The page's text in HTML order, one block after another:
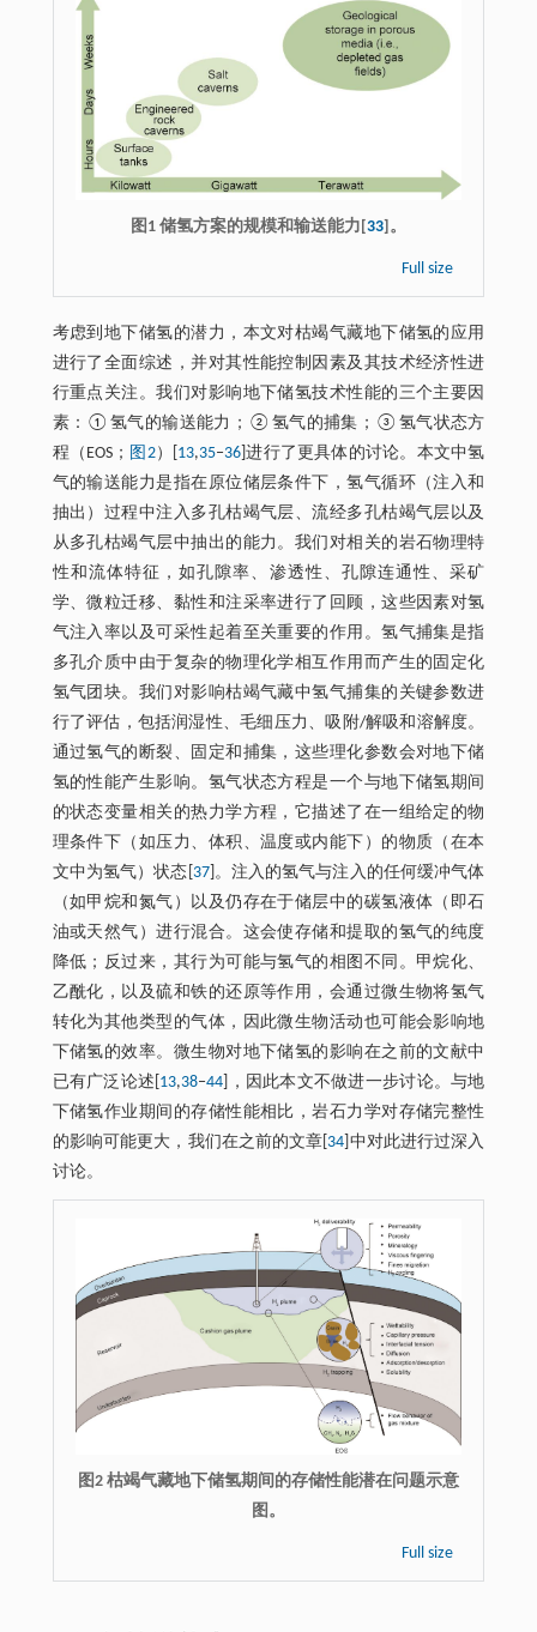
图1 储氢方案的规模和输送能力[33]。
Full size
考虑到地下储氢的潜力，本文对枯竭气藏地下储氢的应用
进行了全面综述，并对其性能控制因素及其技术经济性进
行重点关注。我们对影响地下储氢技术性能的三个主要因
素：①氢气的输送能力；②氢气的捕集；③氢气状态方
程（EOS； 图2）[ 13,35‒36 ]进行了更具体的讨论。本文中氢
气的输送能力是指在原位储层条件下，氢气循环（注入和
抽出）过程中注入多孔枯竭气层、流经多孔枯竭气层以及
从多孔枯竭气层中抽出的能力。我们对相关的岩石物理特
性和流体特征，如孔隙率、渗透性、孔隙连通性、采矿
学、微粒迁移、黏性和注采率进行了回顾，这些因素对氢
气注入率以及可采性起着至关重要的作用。氢气捕集是指
多孔介质中由于复杂的物理化学相互作用而产生的固定化
氢气团块。我们对影响枯竭气藏中氢气捕集的关键参数进
行了评估，包括润湿性、毛细压力、吸附/解吸和溶解度。
通过氢气的断裂、固定和捕集，这些理化参数会对地下储
氢的性能产生影响。氢气状态方程是一个与地下储氢期间
的状态变量相关的热力学方程，它描述了在一组给定的物
理条件下（如压力、体积、温度或内能下）的物质（在本
文中为氢气）状态[ 37]。注入的氢气与注入的任何缓冲气体
（如甲烷和氮气）以及仍存在于储层中的碳氢液体（即石
油或天然气）进行混合。这会使存储和提取的氢气的纯度
降低；反过来，其行为可能与氢气的相图不同。甲烷化、
乙酰化，以及硫和铁的还原等作用，会通过微生物将氢气
转化为其他类型的气体，因此微生物活动也可能会影响地
下储氢的效率。微生物对地下储氢的影响在之前的文献中
已有广泛论述[ 13,38‒44 ]，因此本文不做进一步讨论。与地
下储氢作业期间的存储性能相比，岩石力学对存储完整性
的影响可能更大，我们在之前的文章[ 34 ]中对此进行过深入
讨论。
图2 枯竭气藏地下储氢期间的存储性能潜在问题示意
图。
Full size